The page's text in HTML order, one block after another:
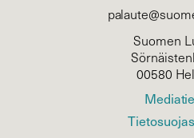
Suomen
00580